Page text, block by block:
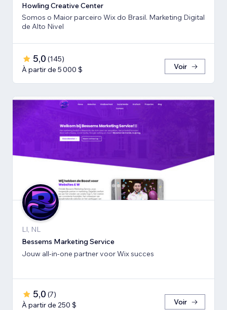
Howling Creative Center
Somos o Maior parceiro Wix do Brasil. Marketing Digital
de Alto Nivel
5,0 (145)
À partir de 5 000 $
Voir
LI, NL
Bessems Marketing Service
Jouw all-in-one partner voor Wix succes
5,0 (7)
À partir de 250 $
Voir